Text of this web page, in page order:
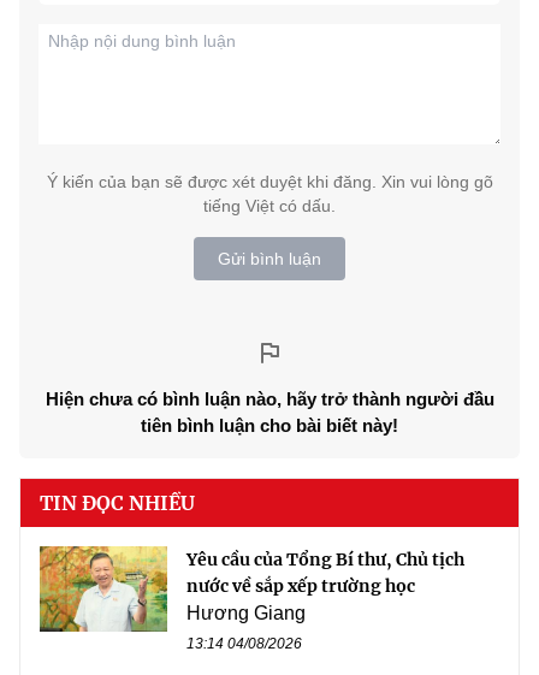
Ý kiến của bạn sẽ được xét duyệt khi đăng. Xin vui lòng gõ
tiếng Việt có dấu.
Gửi bình luận
Hiện chưa có bình luận nào, hãy trở thành người đầu
tiên bình luận cho bài biết này!
TIN ĐỌC NHIỀU
Yêu cầu của Tổng Bí thư, Chủ tịch
nước về sắp xếp trường học
Hương Giang
13:14 04/08/2026